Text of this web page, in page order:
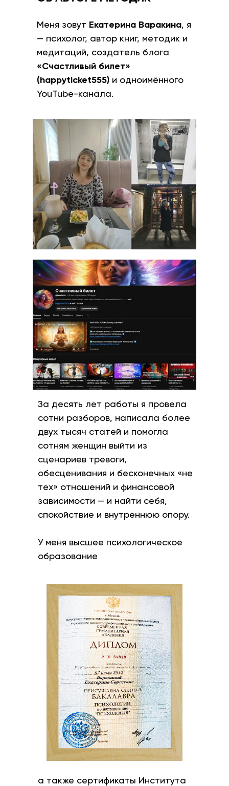
Меня зовут Екатерина Варакина, я
— психолог, автор книг, методик и
медитаций, создатель блога
«Счастливый билет»
(happyticket555) и одноимённого
YouTube-канала.
За десять лет работы я провела
сотни разборов, написала более
двух тысяч статей и помогла
сотням женщин выйти из
сценариев тревоги,
обесценивания и бесконечных «не
тех» отношений и финансовой
зависимости — и найти себя,
спокойствие и внутреннюю опору.
У меня высшее психологическое
образование
а также сертификаты Института